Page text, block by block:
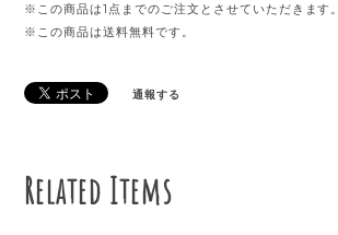
※この商品は1点までのご注文とさせていただきます。
※この商品は送料無料です。
通報する
Related Items